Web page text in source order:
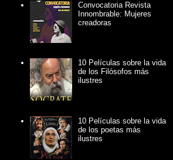
Convocatoria Revista
Innombrable: Mujeres
creadoras
10 Películas sobre la vida
de los Filósofos más
ilustres
10 Películas sobre la vida
de los poetas más
ilustres